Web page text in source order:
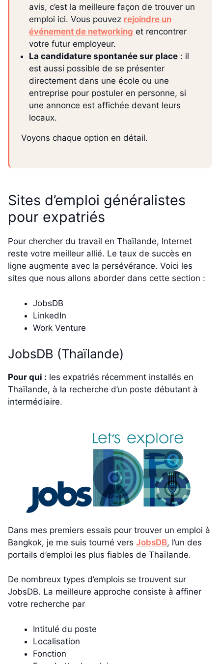
avis, c’est la meilleure façon de trouver un
emploi ici. Vous pouvez rejoindre un
événement de networking et rencontrer
votre futur employeur.
La candidature spontanée sur place : il
est aussi possible de se présenter
directement dans une école ou une
entreprise pour postuler en personne, si
une annonce est affichée devant leurs
locaux.
Voyons chaque option en détail.
Sites d’emploi généralistes
pour expatriés
Pour chercher du travail en Thaïlande, Internet
reste votre meilleur allié. Le taux de succès en
ligne augmente avec la persévérance. Voici les
sites que nous allons aborder dans cette section :
JobsDB
LinkedIn
Work Venture
JobsDB (Thaïlande)
Pour qui : les expatriés récemment installés en
Thaïlande, à la recherche d’un poste débutant à
intermédiaire.
Dans mes premiers essais pour trouver un emploi à
Bangkok, je me suis tourné vers JobsDB, l’un des
portails d’emploi les plus fiables de Thaïlande.
De nombreux types d’emplois se trouvent sur
JobsDB. La meilleure approche consiste à affiner
votre recherche par
Intitulé du poste
Localisation
Fonction